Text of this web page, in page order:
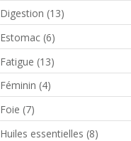
Digestion (13)
Estomac (6)
Fatigue (13)
Féminin (4)
Foie (7)
Huiles essentielles (8)